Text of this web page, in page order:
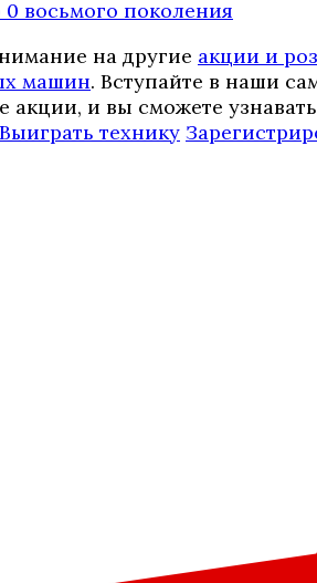
на другие акции и
машин. Вступайте в наши
акции, и вы сможете
Выиграть технику